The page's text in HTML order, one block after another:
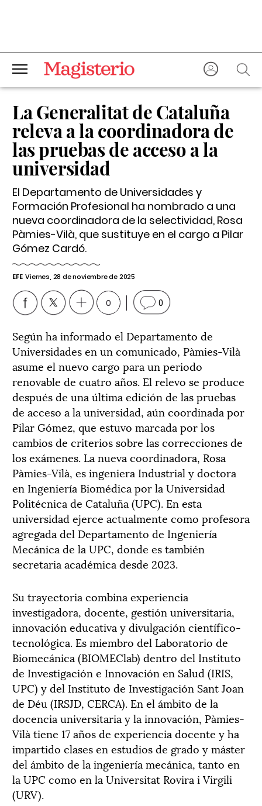
La Generalitat de Cataluña
releva a la coordinadora de
las pruebas de acceso a la
universidad
El Departamento de Universidades y
Formación Profesional ha nombrado a una
nueva coordinadora de la selectividad, Rosa
Pàmies-Vilà, que sustituye en el cargo a Pilar
Gómez Cardó.
EFE Viernes, 28 de noviembre de 2025
0 0
Según ha informado el Departamento de
Universidades en un comunicado, Pàmies-Vilà
asume el nuevo cargo para un periodo
renovable de cuatro años. El relevo se produce
después de una última edición de las pruebas
de acceso a la universidad, aún coordinada por
Pilar Gómez, que estuvo marcada por los
cambios de criterios sobre las correcciones de
los exámenes. La nueva coordinadora, Rosa
Pàmies-Vilà, es ingeniera Industrial y doctora
en Ingeniería Biomédica por la Universidad
Politécnica de Cataluña (UPC). En esta
universidad ejerce actualmente como profesora
agregada del Departamento de Ingeniería
Mecánica de la UPC, donde es también
secretaria académica desde 2023.
Su trayectoria combina experiencia
investigadora, docente, gestión universitaria,
innovación educativa y divulgación científico-
tecnológica. Es miembro del Laboratorio de
Biomecánica (BIOMEClab) dentro del Instituto
de Investigación e Innovación en Salud (IRIS,
UPC) y del Instituto de Investigación Sant Joan
de Déu (IRSJD, CERCA). En el ámbito de la
docencia universitaria y la innovación, Pàmies-
Vilà tiene 17 años de experiencia docente y ha
impartido clases en estudios de grado y máster
del ámbito de la ingeniería mecánica, tanto en
la UPC como en la Universitat Rovira i Virgili
(URV).